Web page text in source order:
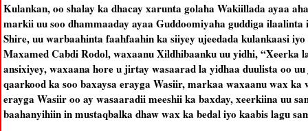
Kulankan, oo shalay ka dhacay xarunta golaha Wakiillada ayaa
markii uu soo dhammaaday ayaa Guddoomiyaha guddiga
Shire, uu warbaahinta faahfaahin ka siiyey ujeedada kulankaasi
Maxamed Cabdi Rodol, waxaanu Xildhibaanku uu yidhi, “Xeerka
ansixiyey, waxaana hore u jirtay wasaarad la yidhaa duulista oo
qaarkood ka soo baxaysa erayga Wasiir, markaa waxaanu wax
erayga Wasiir oo ay wasaaradii meeshii ka baxday, xeerkiina uu
baahanyihiin in mustaqbalka dhaw wax ka bedal iyo kaabis lagu